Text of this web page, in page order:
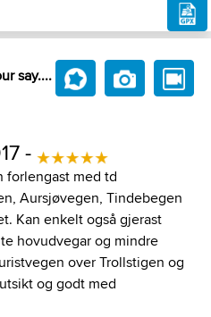
say....
-
forlengast med td
Aursjøvegen, Tindebegen
Kan enkelt også gjerast
hovudvegar og mindre
over Trollstigen og
og godt med